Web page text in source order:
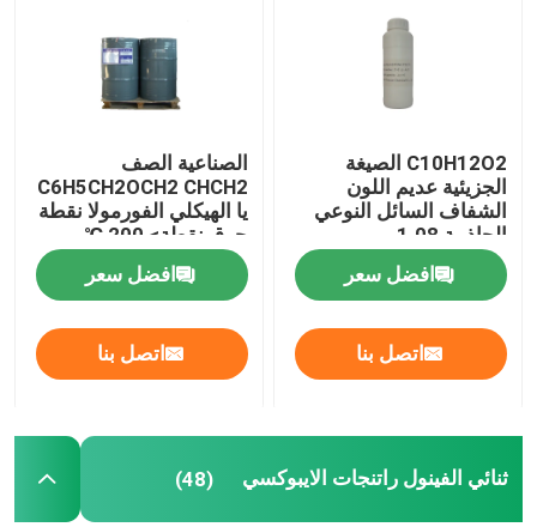
C10H12O2 الصيغة
الجزيئية عديم اللون
الشفاف السائل النوعي
الجاذبية 1.08
افضل سعر
اتصل بنا
الصناعية الصف
C6H5CH2OCH2 CHCH2
يا الهيكلي الفورمولا نقطة
حرق نقطة> 200 ℃
افضل سعر
اتصل بنا
ثنائي الفينول راتنجات الايبوكسي (48)